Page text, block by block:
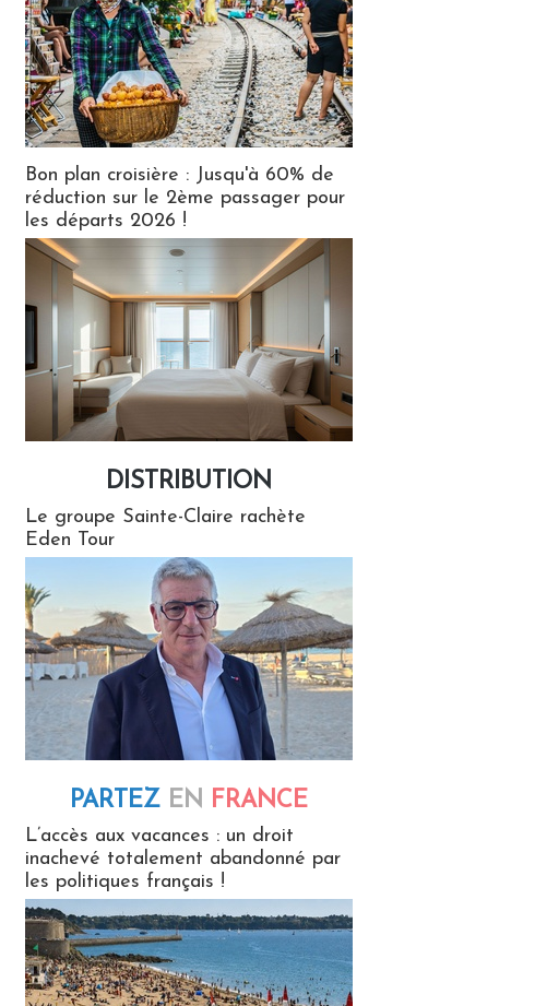
Bon plan croisière : Jusqu'à 60% de
réduction sur le 2ème passager pour
les départs 2026 !
DISTRIBUTION
Le groupe Sainte-Claire rachète
Eden Tour
PARTEZ EN FRANCE
L’accès aux vacances : un droit
inachevé totalement abandonné par
les politiques français !